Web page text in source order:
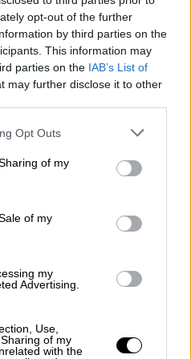
opt-out of the further
by third parties on the
This information may
parties on the IAB’s List of
may further disclose it to other
Opt Outs
of my
of my
my
Advertising.
Use,
of my
with the
y es que pidiendo
medidas claras el
lugar obvian que la
a las Comunidades
en manos del
Sánchez envían
están demostrando
y quién sabe si con
de los padres
y del
ya convocadas para
que el Ministerio
responsabilidad, para en
señor Casado: no
las plantillas sino
habilitar cuantos
reducir el número de